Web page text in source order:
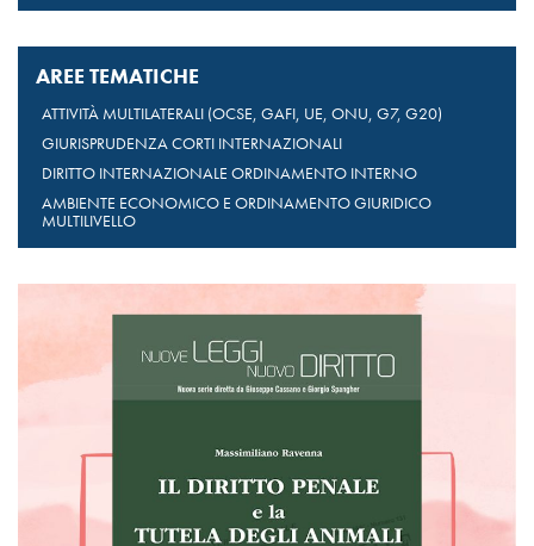
AREE TEMATICHE
ATTIVITÀ MULTILATERALI (OCSE, GAFI, UE, ONU, G7, G20)
GIURISPRUDENZA CORTI INTERNAZIONALI
DIRITTO INTERNAZIONALE ORDINAMENTO INTERNO
AMBIENTE ECONOMICO E ORDINAMENTO GIURIDICO
MULTILIVELLO